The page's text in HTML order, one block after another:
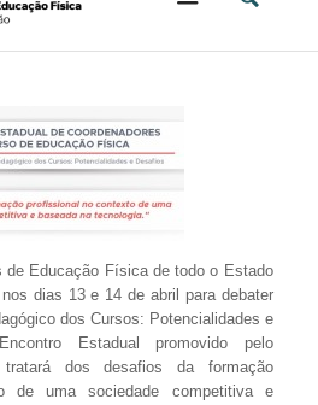
de Educação Física de todo o Estado
dias 13 e 14 de abril para debater
dos Cursos: Potencialidades e
Estadual promovido pelo
dos desafios da formação
de uma sociedade competitiva e